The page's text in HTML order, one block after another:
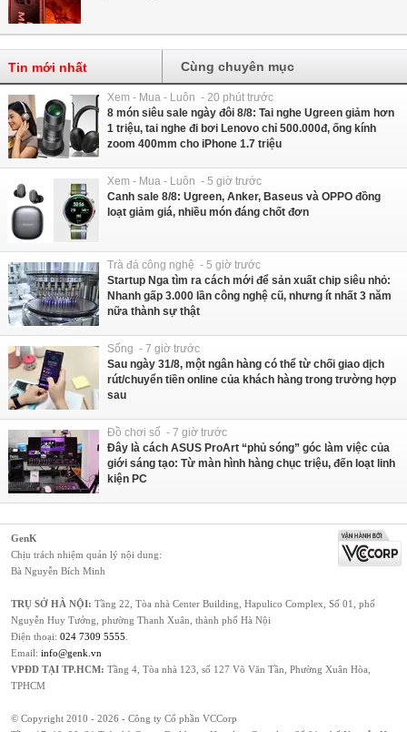
Tin mới nhất Cùng chuyên mục
Xem - Mua - Luôn - 20 phút trước
8 món siêu sale ngày đôi 8/8: Tai nghe Ugreen giảm hơn
1 triệu, tai nghe đi bơi Lenovo chỉ 500.000đ, ống kính
zoom 400mm cho iPhone 1.7 triệu
Xem - Mua - Luôn - 5 giờ trước
Canh sale 8/8: Ugreen, Anker, Baseus và OPPO đồng
loạt giảm giá, nhiều món đáng chốt đơn
Trà đá công nghệ - 5 giờ trước
Startup Nga tìm ra cách mới để sản xuất chip siêu nhỏ:
Nhanh gấp 3.000 lần công nghệ cũ, nhưng ít nhất 3 năm
nữa thành sự thật
Sống - 7 giờ trước
Sau ngày 31/8, một ngân hàng có thể từ chối giao dịch
rút/chuyển tiền online của khách hàng trong trường hợp
sau
Đồ chơi số - 7 giờ trước
Đây là cách ASUS ProArt “phủ sóng” góc làm việc của
giới sáng tạo: Từ màn hình hàng chục triệu, đến loạt linh
kiện PC
GenK
Chịu trách nhiệm quản lý nội dung:
Bà Nguyễn Bích Minh
TRỤ SỞ HÀ NỘI: Tầng 22, Tòa nhà Center Building, Hapulico Complex, Số 01, phố
Nguyễn Huy Tưởng, phường Thanh Xuân, thành phố Hà Nội
Điện thoại: 024 7309 5555
Email: info@genk.vn
VPĐD TẠI TP.HCM: Tầng 4, Tòa nhà 123, số 127 Võ Văn Tần, Phường Xuân Hòa,
TPHCM
© Copyright 2010 - 2026 - Công ty Cổ phần VCCorp